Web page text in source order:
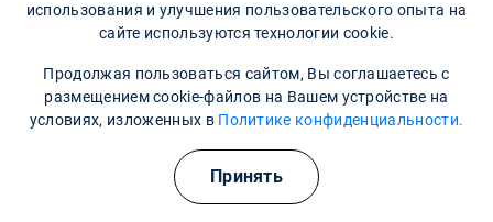
Адреса наших клиник
улица Космонавтов, 20
Наши контакты
использования и улучшения пользовательского опыта на
сайте используются технологии cookie.
Продолжая пользоваться сайтом, Вы соглашаетесь с
размещением cookie-файлов на Вашем устройстве на
условиях, изложенных в Политике конфиденциальности.
Принять